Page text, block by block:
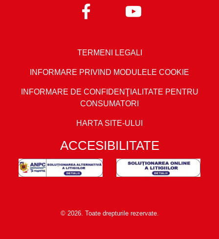
TERMENI LEGALI
INFORMARE PRIVIND MODULELE COOKIE
INFORMARE DE CONFIDENŢIALITATE PENTRU
CONSUMATORI
HARTA SITE-ULUI
ACCESIBILITATE
© 2026. Toate drepturile rezervate.